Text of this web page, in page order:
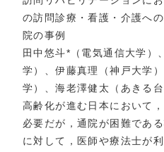
の訪問診療・看護・介護へ
院の事例
田中悠斗*（電気通信大学）
学）、伊藤真理（神戸大学
学）、海老澤健太（あきる
高齢化が進む日本において
必要だが，通院が困難であ
に対して，医師や療法士が